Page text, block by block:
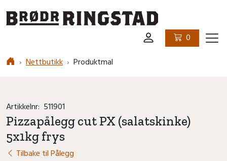
0
Nettbutikk
Produktmal
Artikkelnr: 511901
Pizzapålegg cut PX (salatskinke)
5x1kg frys
Tilbake til Pålegg